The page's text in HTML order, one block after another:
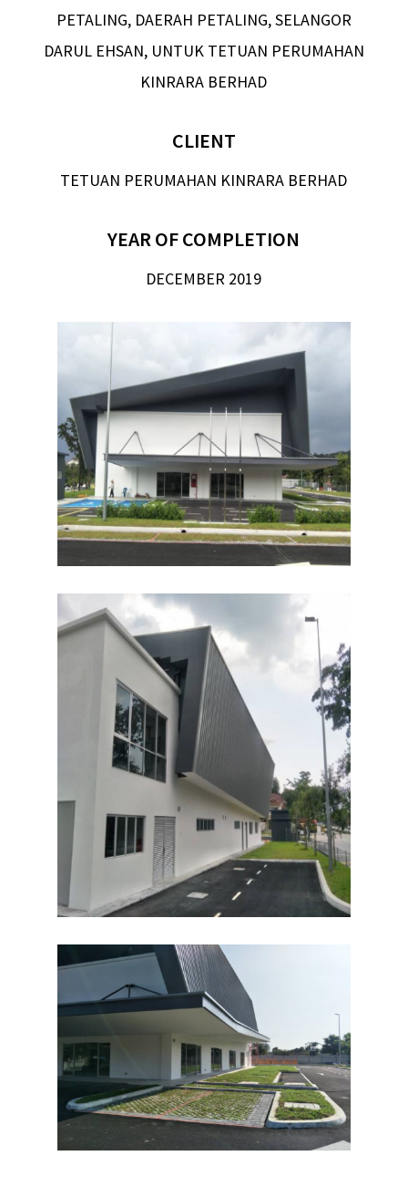
PETALING, DAERAH PETALING, SELANGOR
DARUL EHSAN, UNTUK TETUAN PERUMAHAN
KINRARA BERHAD
CLIENT
TETUAN PERUMAHAN KINRARA BERHAD
YEAR OF COMPLETION
DECEMBER 2019